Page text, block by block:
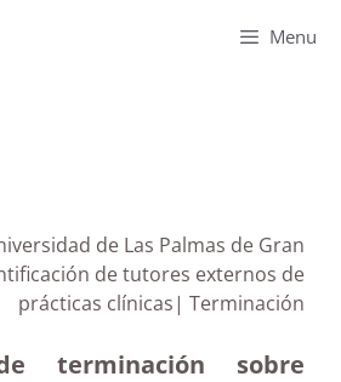
Menu
de Las Palmas de Gran
de tutores externos de
prácticas clínicas| Terminación
terminación sobre